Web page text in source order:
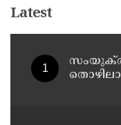
Latest